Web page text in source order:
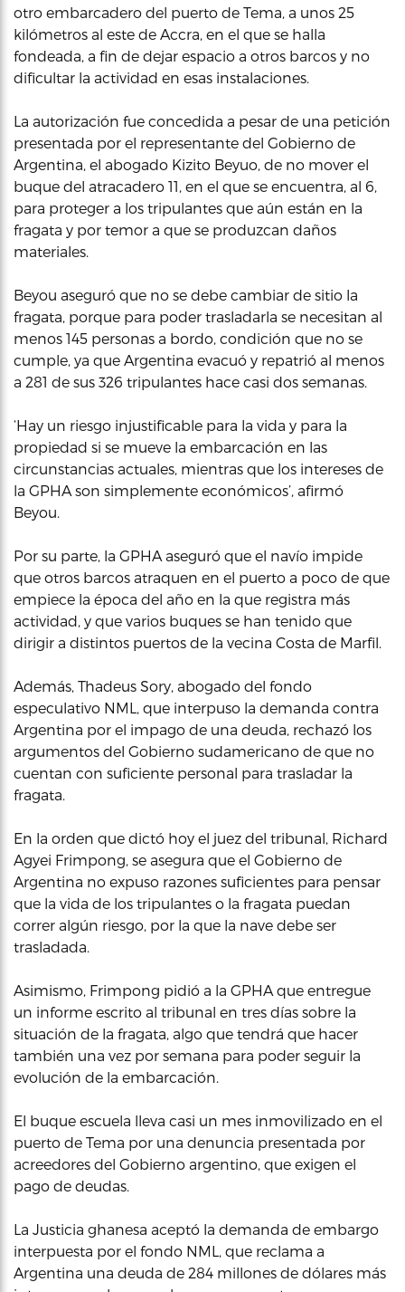
otro embarcadero del puerto de Tema, a unos 25
kilómetros al este de Accra, en el que se halla
fondeada, a fin de dejar espacio a otros barcos y no
dificultar la actividad en esas instalaciones.
La autorización fue concedida a pesar de una petición
presentada por el representante del Gobierno de
Argentina, el abogado Kizito Beyuo, de no mover el
buque del atracadero 11, en el que se encuentra, al 6,
para proteger a los tripulantes que aún están en la
fragata y por temor a que se produzcan daños
materiales.
Beyou aseguró que no se debe cambiar de sitio la
fragata, porque para poder trasladarla se necesitan al
menos 145 personas a bordo, condición que no se
cumple, ya que Argentina evacuó y repatrió al menos
a 281 de sus 326 tripulantes hace casi dos semanas.
‘Hay un riesgo injustificable para la vida y para la
propiedad si se mueve la embarcación en las
circunstancias actuales, mientras que los intereses de
la GPHA son simplemente económicos’, afirmó
Beyou.
Por su parte, la GPHA aseguró que el navío impide
que otros barcos atraquen en el puerto a poco de que
empiece la época del año en la que registra más
actividad, y que varios buques se han tenido que
dirigir a distintos puertos de la vecina Costa de Marfil.
Además, Thadeus Sory, abogado del fondo
especulativo NML, que interpuso la demanda contra
Argentina por el impago de una deuda, rechazó los
argumentos del Gobierno sudamericano de que no
cuentan con suficiente personal para trasladar la
fragata.
En la orden que dictó hoy el juez del tribunal, Richard
Agyei Frimpong, se asegura que el Gobierno de
Argentina no expuso razones suficientes para pensar
que la vida de los tripulantes o la fragata puedan
correr algún riesgo, por la que la nave debe ser
trasladada.
Asimismo, Frimpong pidió a la GPHA que entregue
un informe escrito al tribunal en tres días sobre la
situación de la fragata, algo que tendrá que hacer
también una vez por semana para poder seguir la
evolución de la embarcación.
El buque escuela lleva casi un mes inmovilizado en el
puerto de Tema por una denuncia presentada por
acreedores del Gobierno argentino, que exigen el
pago de deudas.
La Justicia ghanesa aceptó la demanda de embargo
interpuesta por el fondo NML, que reclama a
Argentina una deuda de 284 millones de dólares más